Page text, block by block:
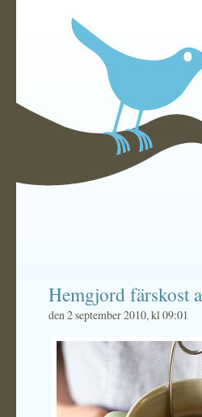
Hemgjord färskost
den 2 september 2010, kl 09:01